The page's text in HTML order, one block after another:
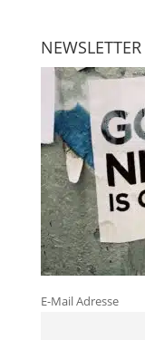
NEWSLETTER
E-Mail Adresse